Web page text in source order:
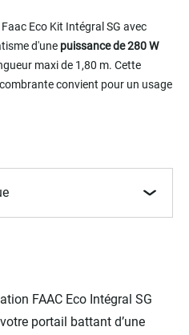
Faac Eco Kit Intégral SG avec
d'une puissance de 280 W
maxi de 1,80 m. Cette
convient pour un usage
FAAC Eco Intégral SG
portail battant d’une